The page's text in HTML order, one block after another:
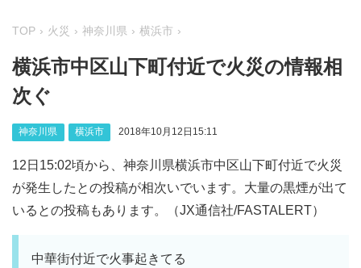
TOP 火災 神奈川県 横浜市
横浜市中区山下町付近で火災の情報相
次ぐ
神奈川県 横浜市 2018年10月12日15:11
12日15:02頃から、神奈川県横浜市中区山下町付近で火災
が発生したとの投稿が相次いでいます。大量の黒煙が出て
いるとの投稿もあります。（JX通信社/FASTALERT）
中華街付近で火事起きてる